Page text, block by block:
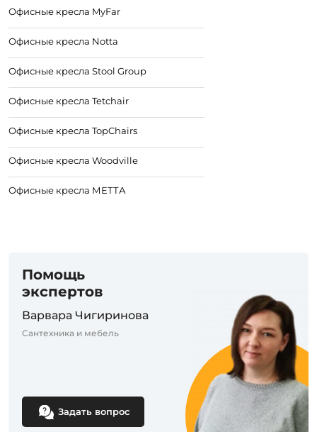
Офисные кресла MyFar
Офисные кресла Notta
Офисные кресла Stool Group
Офисные кресла Tetchair
Офисные кресла TopChairs
Офисные кресла Woodville
Офисные кресла МЕТТА
Помощь
экспертов
Варвара Чигиринова
Сантехника и мебель
Задать вопрос